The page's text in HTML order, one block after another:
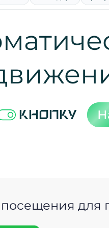
кнопку
посещения